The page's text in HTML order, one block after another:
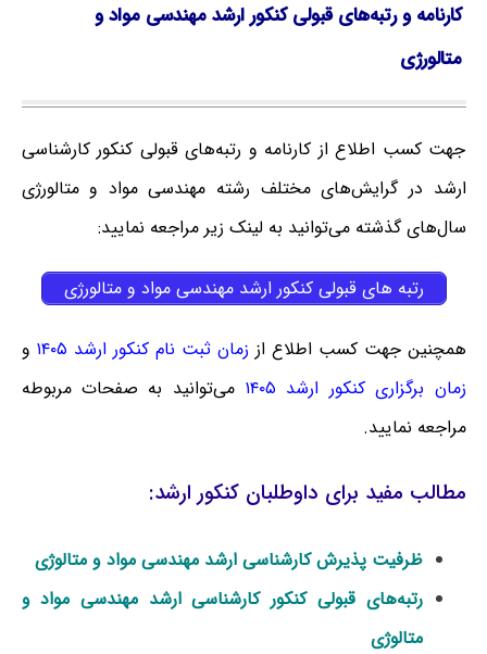
کارنامه و رتبه‌های قبولی کنکور ارشد مهندسی مواد و
متالورژی
جهت کسب اطلاع از کارنامه و رتبه‌های قبولی کنکور کارشناسی
ارشد در گرایش‌های مختلف رشته مهندسی مواد و متالورژی
سال‌های گذشته می‌توانید به لینک زیر مراجعه نمایید:
رتبه های قبولی کنکور ارشد مهندسی مواد و متالورژی
همچنین جهت کسب اطلاع از زمان ثبت نام کنکور ارشد ۱۴۰۵
و
زمان برگزاری کنکور ارشد ۱۴۰۵
می‌توانید به صفحات مربوطه
مراجعه نمایید.
مطالب مفید برای داوطلبان کنکور ارشد:
ظرفیت پذیرش کارشناسی ارشد مهندسی مواد و متالوژی
رتبه‌های قبولی کنکور کارشناسی ارشد مهندسی مواد و
متالوژی